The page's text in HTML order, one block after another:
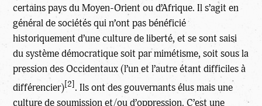
certains pays du Moyen-Orient ou d’Afrique. Il s’agit en
général de sociétés qui n’ont pas bénéficié
historiquement d’une culture de liberté, et se sont saisi
du système démocratique soit par mimétisme, soit sous la
pression des Occidentaux (l’un et l’autre étant difficiles à
différencier)[2]. Ils ont des gouvernants élus mais une
culture de soumission et/ou d’oppression. C’est une